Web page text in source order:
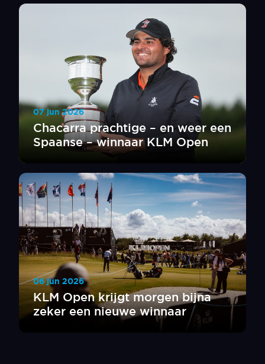
Chacarra prachtige – en weer een
Spaanse – winnaar KLM Open
07 jun 2026
KLM Open krijgt morgen bijna
zeker een nieuwe winnaar
06 jun 2026